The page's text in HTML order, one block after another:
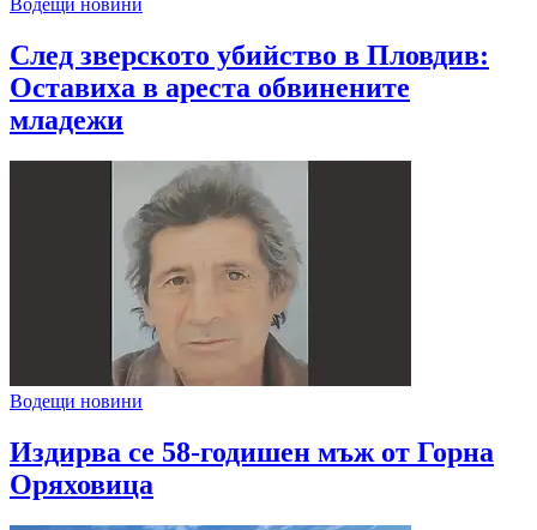
Водещи новини
След зверското убийство в Пловдив:
Оставиха в ареста обвинените
младежи
Водещи новини
Издирва се 58-годишен мъж от Горна
Оряховица